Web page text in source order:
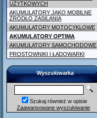
UŻYTKOWYCH
AKUMULATORY JAKO MOBILNE
ŹRÓDŁO ZASILANIA
AKUMULATORY MOTOCYKLOWE
AKUMULATORY OPTIMA
AKUMULATORY SAMOCHODOWE
PROSTOWNIKI I ŁADOWARKI
Wyszukiwarka
Szukaj również w opisie
Zaawansowane wyszukiwanie